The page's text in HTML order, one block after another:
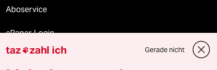
Aboservice
ePaper Login
Downloads für Abonnierende
taz zahl ich Gerade nicht